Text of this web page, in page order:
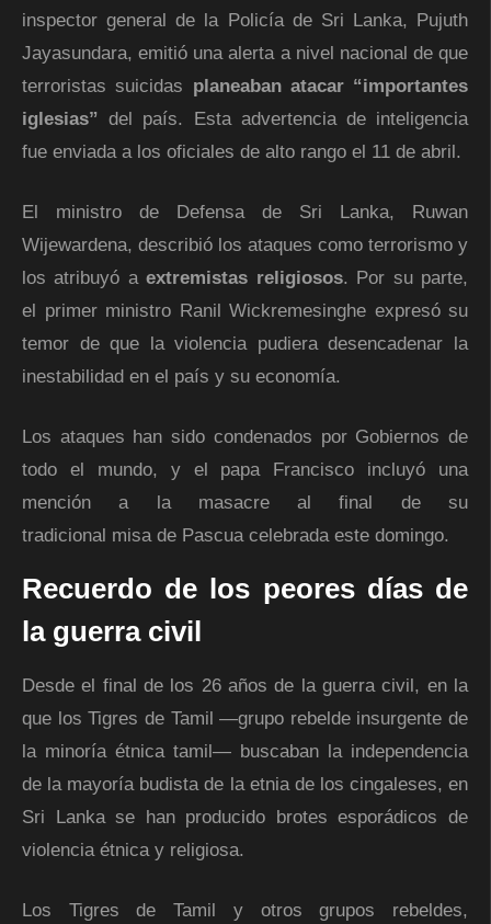
inspector general de la Policía de Sri Lanka, Pujuth
Jayasundara, emitió una alerta a nivel nacional de que
terroristas suicidas planeaban atacar “importantes
iglesias” del país. Esta advertencia de inteligencia
fue enviada a los oficiales de alto rango el 11 de abril.
El ministro de Defensa de Sri Lanka, Ruwan
Wijewardena, describió los ataques como terrorismo y
los atribuyó aextremistas religiosos. Por su parte,
el primer ministro Ranil Wickremesinghe expresó su
temor de que la violencia pudiera desencadenar la
inestabilidad en el país y su economía.
Los ataques han sido condenados por Gobiernos de
todo el mundo, y el papa Francisco incluyó una
mención a la masacre al final de su
tradicional misa de Pascua celebrada este domingo.
Recuerdo de los peores días de
la guerra civil
Desde el final de los 26 años de la guerra civil, en la
que los Tigres de Tamil ―grupo rebelde insurgente de
la minoría étnica tamil― buscaban la independencia
de la mayoría budista de la etnia de los cingaleses, en
Sri Lanka se han producido brotes esporádicos de
violencia étnica y religiosa.
Los Tigres de Tamil y otros grupos rebeldes,